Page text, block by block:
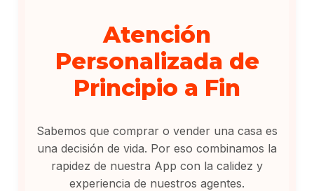
Atención
Personalizada de
Principio a Fin
Sabemos que comprar o vender una casa es
una decisión de vida. Por eso combinamos la
rapidez de nuestra App con la calidez y
experiencia de nuestros agentes.